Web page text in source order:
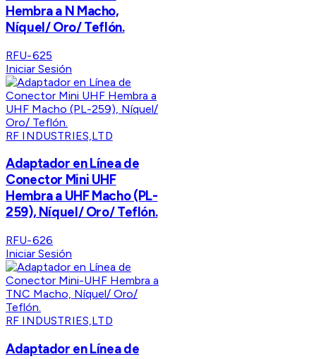
Hembra a N Macho,
Níquel/ Oro/ Teflón.
RFU-625
Iniciar Sesión
RF INDUSTRIES,LTD
Adaptador en Línea de
Conector Mini UHF
Hembra a UHF Macho (PL-
259), Níquel/ Oro/ Teflón.
RFU-626
Iniciar Sesión
RF INDUSTRIES,LTD
Adaptador en Línea de